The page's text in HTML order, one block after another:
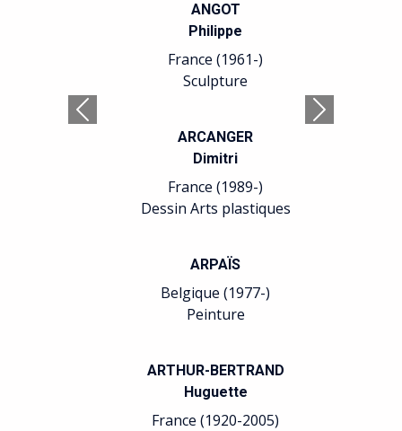
ANGOT
Philippe
France (1961-)
Sculpture
ARCANGER
Dimitri
France (1989-)
Dessin Arts plastiques
ARPAÏS
Belgique (1977-)
Peinture
ARTHUR-BERTRAND
Huguette
France (1920-2005)
Précédent Suivant